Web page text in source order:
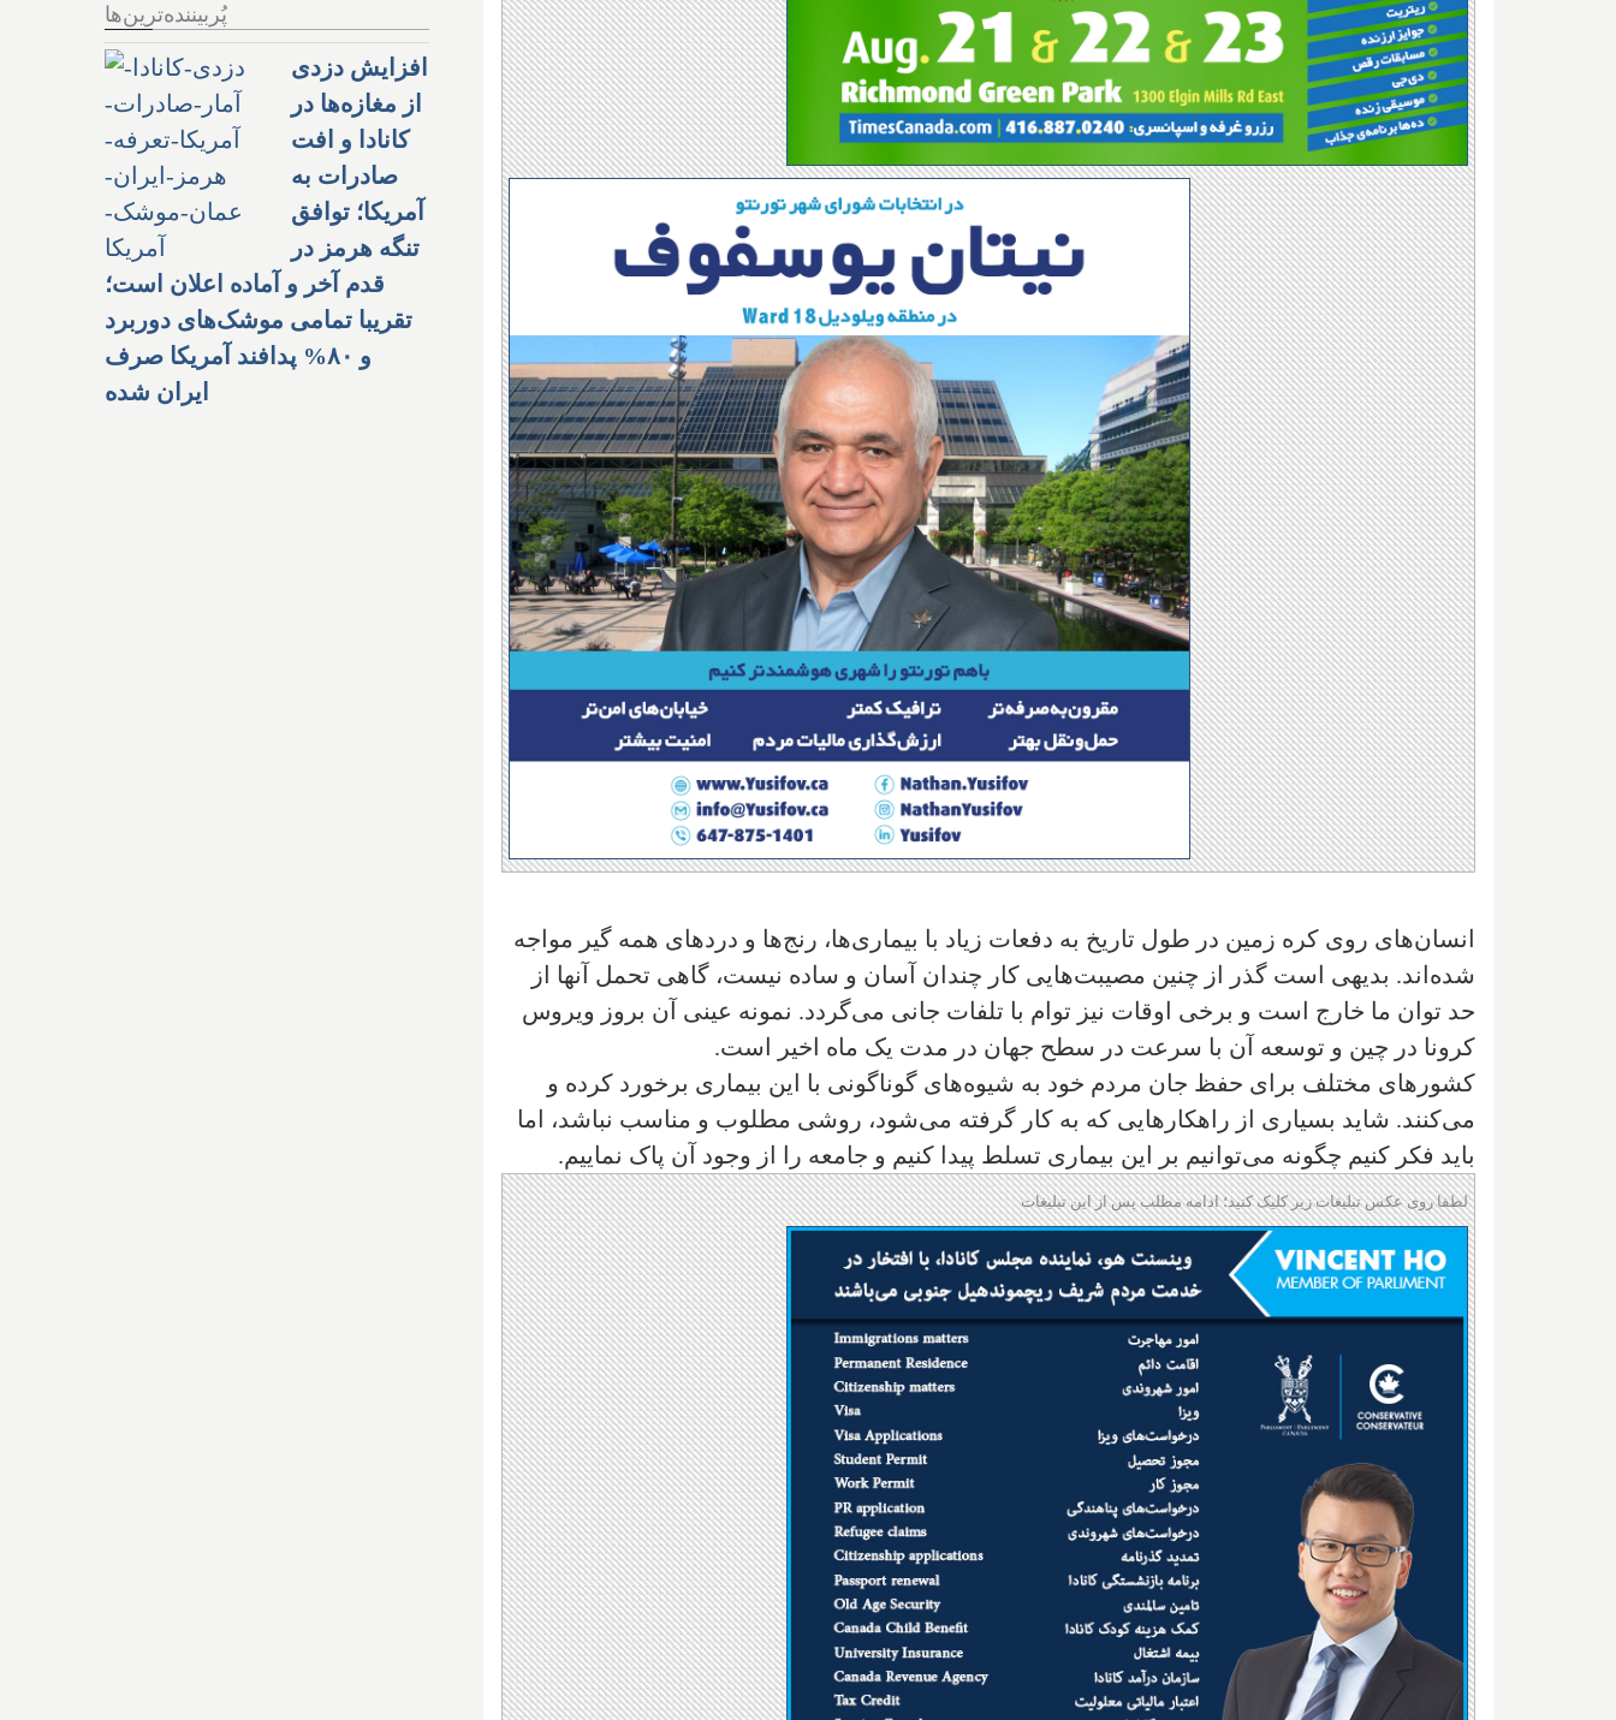
انسان‌های روی کره زمین در طول تاریخ به دفعات زیاد با بیماری‌ها، رنج‌ها و دردهای همه گیر مواجه
شده‌اند. بدیهی است گذر از چنین مصیبت‌هایی کار چندان آسان و ساده نیست، گاهی تحمل آنها از
حد توان ما خارج است و برخی اوقات نیز توام با تلفات جانی می‌گردد. نمونه عینی آن بروز ویروس
کرونا در چین و توسعه آن با سرعت در سطح جهان در مدت یک ماه اخیر است.
کشورهای مختلف برای حفظ جان مردم خود به شیوه‌های گوناگونی با این بیماری برخورد کرده و
می‌کنند. شاید بسیاری از راهکارهایی که به کار گرفته می‌شود، روشی مطلوب و مناسب نباشد، اما
باید فکر کنیم چگونه می‌توانیم بر این بیماری تسلط پیدا کنیم و جامعه را از وجود آن پاک نماییم.
لطفا روی عکس تبلیغات زیر کلیک کنید؛ ادامه مطلب پس از این تبلیغات
پُربیننده‌ترین‌ها
افزایش دزدی
از مغازه‌ها در
کانادا و افت
صادرات به
آمریکا؛ توافق
تنگه هرمز در
قدم آخر و آماده اعلان است؛
تقریبا تمامی موشک‌های دوربرد
و ۸۰% پدافند آمریکا صرف
ایران شده